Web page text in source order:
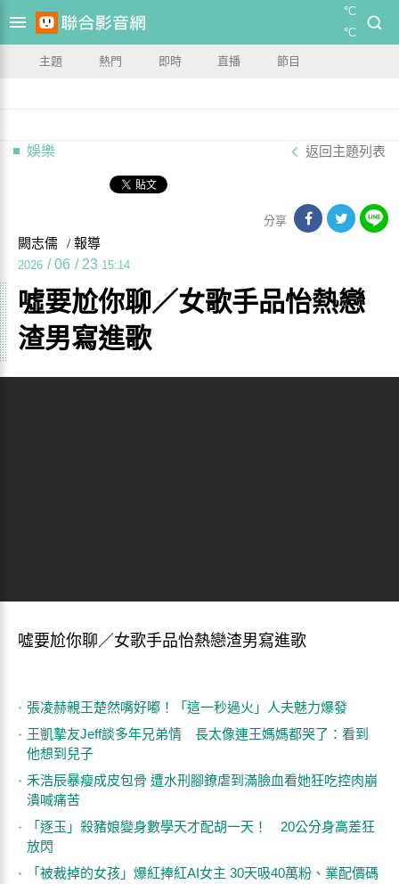
°C
°C
主題 熱門 即時 直播 節目
娛樂 返回主題列表
分享
闕志儒 / 報導
2026 / 06 / 23 15:14
噓要尬你聊／女歌手品怡熱戀
渣男寫進歌
噓要尬你聊／女歌手品怡熱戀渣男寫進歌
張凌赫親王楚然嘴好嘟！「這一秒過火」人夫魅力爆發
王凱摯友Jeff談多年兄弟情 長太像連王媽媽都哭了：看到
他想到兒子
禾浩辰暴瘦成皮包骨 遭水刑腳鐐虐到滿臉血看她狂吃控肉崩
潰喊痛苦
「逐玉」殺豬娘變身數學天才配胡一天！ 20公分身高差狂
放閃
「被裁掉的女孩」爆紅捧紅AI女主 30天吸40萬粉、業配價碼